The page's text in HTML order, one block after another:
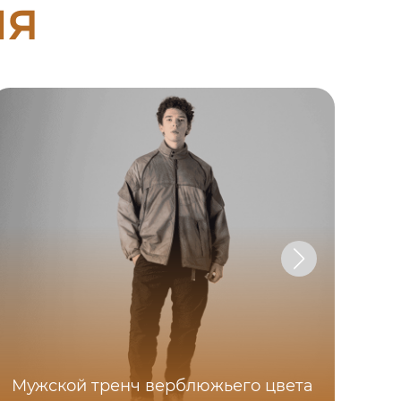
Мужской тренч верблюжьего цвета